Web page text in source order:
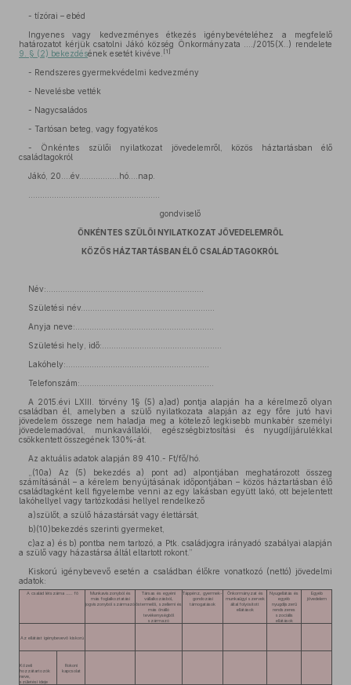
- tízórai – ebéd
Ingyenes vagy kedvezményes étkezés igénybevételéhez a megfelelő
határozatot kérjük csatolni Jákó község Önkormányzata …./2015(X..) rendelete
9. § (2) bekezdésének esetét kivéve. [1]
- Rendszeres gyermekvédelmi kedvezmény
- Nevelésbe vették
- Nagycsaládos
- Tartósan beteg, vagy fogyatékos
- Önkéntes szülői nyilatkozat jövedelemről, közös háztartásban élő
családtagokról
Jákó, 20....év……………..hó….nap.
gondviselő
ÖNKÉNTES SZÜLŐI NYILATKOZAT JÖVEDELEMRŐL
KÖZÖS HÁZTARTÁSBAN ÉLŐ CSALÁDTAGOKRÓL
Név:………………………………………………………….
Születési név…………………………………………………
Anyja neve:…………………………………………………..
Születési hely, idő:……………………………………………
Lakóhely:…………………………………………………….
Telefonszám:…………………………………………………
A 2015.évi LXIII. törvény 1§ (5) a)ad) pontja alapján ha a kérelmező olyan
családban él, amelyben a szülő nyilatkozata alapján az egy főre jutó havi
jövedelem összege nem haladja meg a kötelező legkisebb munkabér személyi
jövedelemadóval, munkavállalói, egészségbiztosítási és nyugdíjjárulékkal
csökkentett összegének 130%-át.
Az aktuális adatok alapján 89 410.- Ft/fő/hó.
„(10a) Az (5) bekezdés a) pont ad) alpontjában meghatározott összeg
számításánál – a kérelem benyújtásának időpontjában – közös háztartásban élő
családtagként kell figyelembe venni az egy lakásban együtt lakó, ott bejelentett
lakóhellyel vagy tartózkodási hellyel rendelkező
a)szülőt, a szülő házastársát vagy élettársát,
b)(10)bekezdés szerinti gyermeket,
c)az a) és b) pontba nem tartozó, a Ptk. családjogra irányadó szabályai alapján
a szülő vagy házastársa áltál eltartott rokont.”
Kiskorú igénybevevő esetén a családban élőkre vonatkozó (nettó) jövedelmi
adatok:
A család létszáma ….. fő
Munkaviszonyból és
más foglalkoztatási
jogviszonyból származó
Társas és egyéni
vállalkozásból,
őstermelői, szellemi és
más önálló
tevékenységből
származó
Táppénz, gyermek-
gondozási
támogatások
Önkormányzat és
munkaügyi szervek
által folyósított
ellátások
Nyugellátás és
egyéb
nyugdíjszerű
rendszeres
szociális
ellátások
Egyéb
jövedelem
Az ellátást igénybevevő kiskorú
Közeli
hozzátartozók
neve,
születési ideje
Rokoni
kapcsolat